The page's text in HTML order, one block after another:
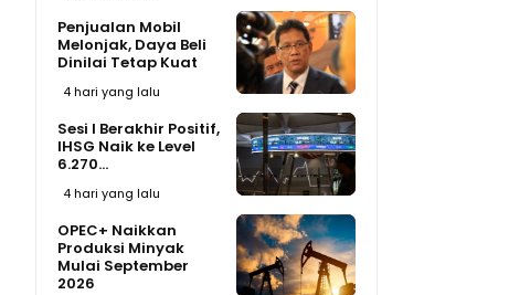
Penjualan Mobil
Melonjak, Daya Beli
Dinilai Tetap Kuat
4 hari yang lalu
Sesi I Berakhir Positif,
IHSG Naik ke Level
6.270...
4 hari yang lalu
OPEC+ Naikkan
Produksi Minyak
Mulai September
2026